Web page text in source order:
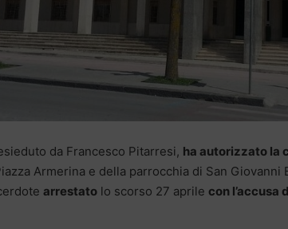
da Francesco Pitarresi, ha autorizzato la
Armerina e della parrocchia di San Giovanni
arrestato lo scorso 27 aprile con l’accusa